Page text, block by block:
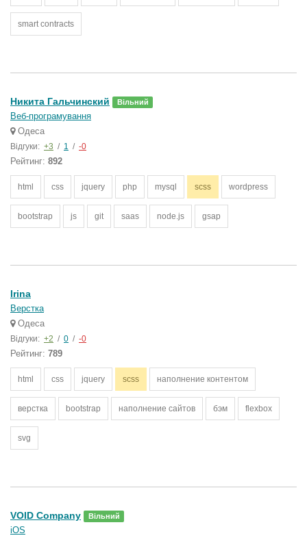
smart contracts
Никита Гальчинский Вільний
Веб-програмування
Одеса
Відгуки: +3 / 1 / -0
Рейтинг: 892
html css jquery php mysql scss wordpress
bootstrap js git saas node.js gsap
Irina
Верстка
Одеса
Відгуки: +2 / 0 / -0
Рейтинг: 789
html css jquery scss наполнение контентом
верстка bootstrap наполнение сайтов бэм flexbox
svg
VOID Company Вільний
iOS